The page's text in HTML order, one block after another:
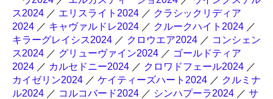
ス2024 ／ エリスライト2024 ／ クラシックリディア
2024 ／ キャヴァルドレ2024 ／ クルークハイト2024 ／
キラーグレイシス2024 ／ クロウエア2024 ／ コンシェン
ス2024 ／ グリューヴァイン2024 ／ ゴールドティア
2024 ／ カルセドニー2024 ／ クロワドフェール2024 ／
カイゼリン2024 ／ ケイティーズハート2024 ／ クルミナ
ル2024 ／ コルコバード2024 ／ シンハプーラ2024 ／ サ